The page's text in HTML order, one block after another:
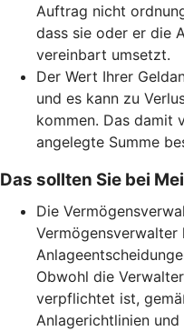
Auftrag nicht
dass sie oder er die
vereinbart umsetzt.
Der Wert Ihrer
und es kann zu
kommen. Das damit
angelegte Summe
Das sollten Sie bei
Die
Vermögensverwalter
Obwohl die
verpflichtet ist,
Anlagerichtlinien